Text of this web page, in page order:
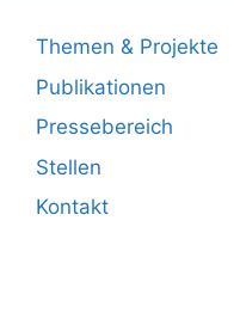
Themen & Projekte
Publikationen
Pressebereich
Stellen
Kontakt